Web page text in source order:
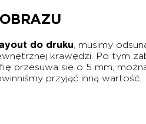
layout do druku, musimy
krawędzi. Po tym
przesuwa się o 5 mm,
przyjąć inną wartość.